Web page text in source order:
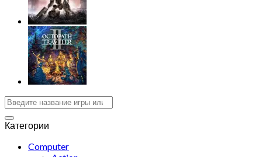
Категории
Computer